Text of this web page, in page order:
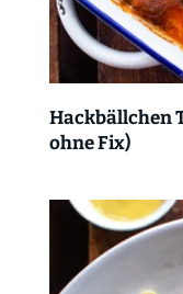
Hackbällchen
ohne Fix)